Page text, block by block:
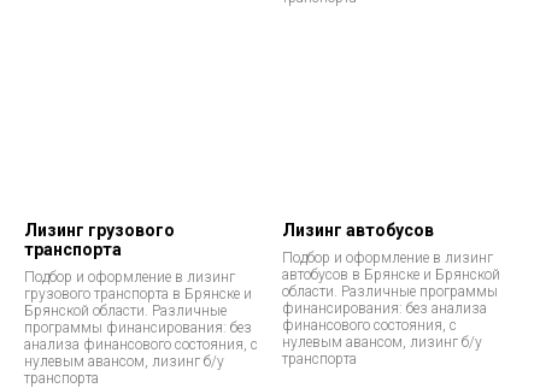
Лизинг грузового
транспорта
Подбор и оформление в лизинг
грузового транспорта в Брянске и
Брянской области. Различные
программы финансирования: без
анализа финансового состояния, с
нулевым авансом, лизинг б/у
транспорта
Лизинг автобусов
Подбор и оформление в лизинг
автобусов в Брянске и Брянской
области. Различные программы
финансирования: без анализа
финансового состояния, с
нулевым авансом, лизинг б/у
транспорта